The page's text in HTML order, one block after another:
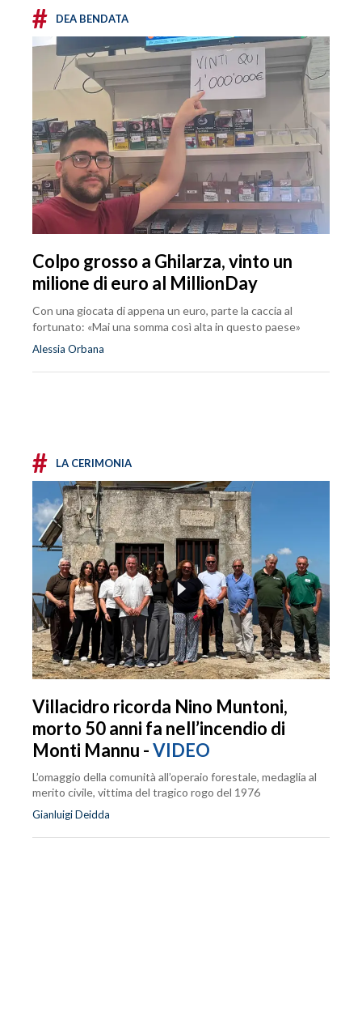
# DEA BENDATA
Colpo grosso a Ghilarza, vinto un
milione di euro al MillionDay
Con una giocata di appena un euro, parte la caccia al
fortunato: «Mai una somma così alta in questo paese»
Alessia Orbana
# LA CERIMONIA
Villacidro ricorda Nino Muntoni,
morto 50 anni fa nell’incendio di
Monti Mannu -VIDEO
L’omaggio della comunità all’operaio forestale, medaglia al
merito civile, vittima del tragico rogo del 1976
Gianluigi Deidda